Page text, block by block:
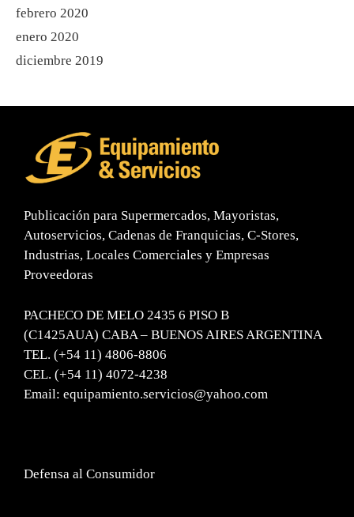
febrero 2020
enero 2020
diciembre 2019
Publicación para Supermercados, Mayoristas,
Autoservicios, Cadenas de Franquicias, C-Stores,
Industrias, Locales Comerciales y Empresas
Proveedoras
PACHECO DE MELO 2435 6 PISO B
(C1425AUA) CABA – BUENOS AIRES ARGENTINA
TEL. (+54 11) 4806-8806
CEL. (+54 11) 4072-4238
Email: equipamiento.servicios@yahoo.com
Defensa al Consumidor